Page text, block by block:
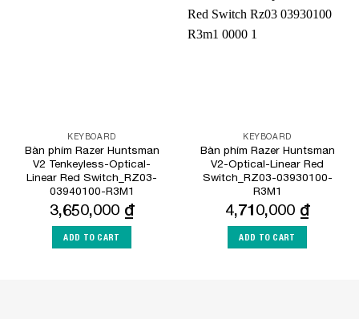
KEYBOARD
Bàn phím Razer Huntsman
V2 Tenkeyless-Optical-
Linear Red Switch_RZ03-
03940100-R3M1
3,650,000 ₫
ADD TO CART
Wishlist
KEYBOARD
Bàn phím Razer Huntsman
V2-Optical-Linear Red
Switch_RZ03-03930100-
R3M1
4,710,000 ₫
ADD TO CART